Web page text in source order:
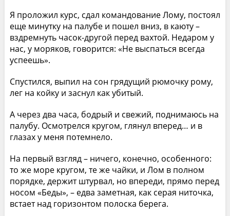
Я проложил курс, сдал командование Лому, постоял
еще минутку на палубе и пошел вниз, в каюту –
вздремнуть часок-другой перед вахтой. Недаром у
нас, у моряков, говорится: «Не выспаться всегда
успеешь».
Спустился, выпил на сон грядущий рюмочку рому,
лег на койку и заснул как убитый.
А через два часа, бодрый и свежий, поднимаюсь на
палубу. Осмотрелся кругом, глянул вперед… и в
глазах у меня потемнело.
На первый взгляд – ничего, конечно, особенного:
то же море кругом, те же чайки, и Лом в полном
порядке, держит штурвал, но впереди, прямо перед
носом «Беды», – едва заметная, как серая ниточка,
встает над горизонтом полоска берега.